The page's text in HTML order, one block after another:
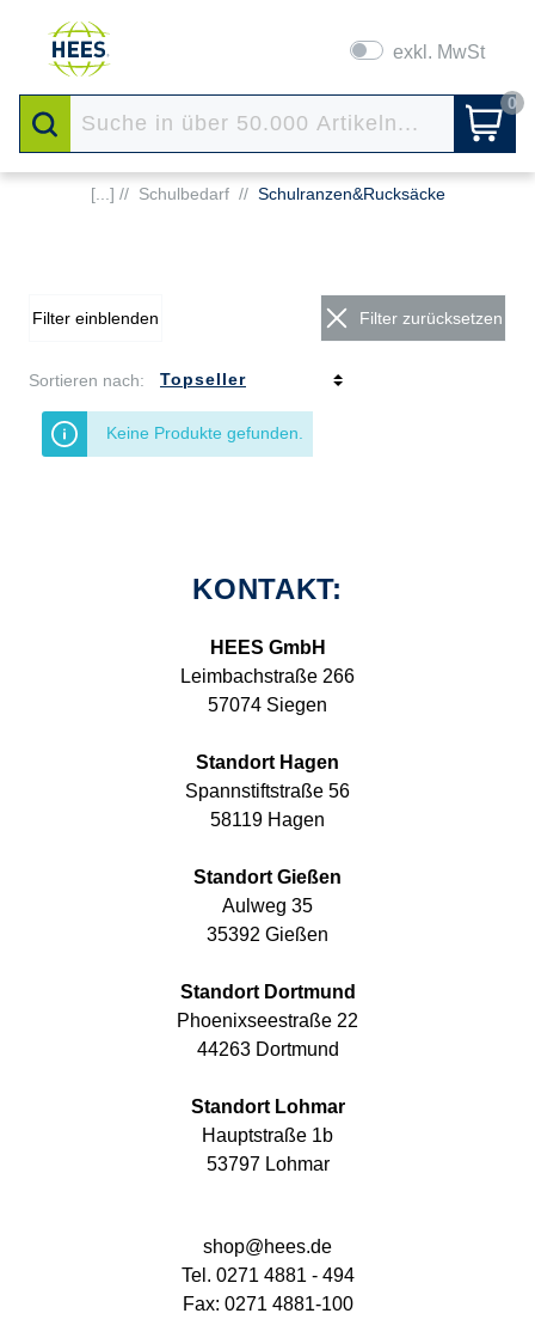
exkl. MwSt
0
[...] // Schulbedarf // Schulranzen&Rucksäcke
Filter einblenden Filter zurücksetzen
Sortieren nach:
Keine Produkte gefunden.
KONTAKT:
HEES GmbH
Leimbachstraße 266
57074 Siegen
Standort Hagen
Spannstiftstraße 56
58119 Hagen
Standort Gießen
Aulweg 35
35392 Gießen
Standort Dortmund
Phoenixseestraße 22
44263 Dortmund
Standort Lohmar
Hauptstraße 1b
53797 Lohmar
shop@hees.de
Tel. 0271 4881 - 494
Fax: 0271 4881-100